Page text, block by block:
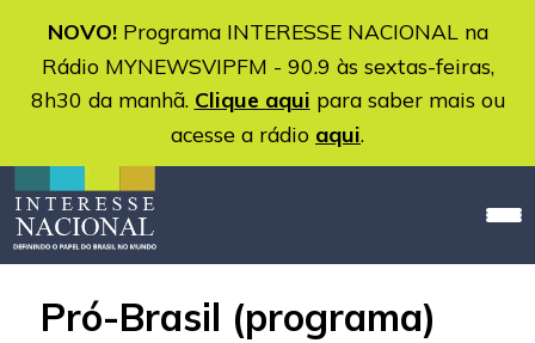
NOVO!Programa INTERESSE NACIONAL na
Rádio MYNEWSVIPFM - 90.9 às sextas-feiras,
8h30 da manhã. Clique aqui para saber mais ou
acesse a rádio aqui.
Pró-Brasil (programa)